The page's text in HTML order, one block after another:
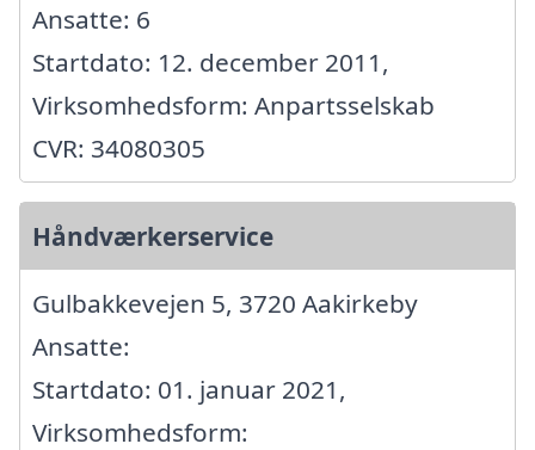
Ansatte: 6
Startdato: 12. december 2011,
Virksomhedsform: Anpartsselskab
CVR: 34080305
Håndværkerservice
Gulbakkevejen 5, 3720 Aakirkeby
Ansatte:
Startdato: 01. januar 2021,
Virksomhedsform: